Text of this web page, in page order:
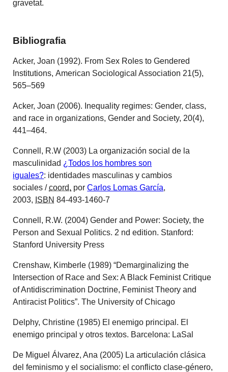
gravetat.
Bibliografia
Acker, Joan (1992). From Sex Roles to Gendered
Institutions, American Sociological Association 21(5),
565–569
Acker, Joan (2006). Inequality regimes: Gender, class,
and race in organizations, Gender and Society, 20(4),
441–464.
Connell, R.W (2003) La organización social de la
masculinidad ¿Todos los hombres son
iguales?: identidades masculinas y cambios
sociales /coord. porCarlos Lomas García,
2003, ISBN 84-493-1460-7
Connell, R.W. (2004) Gender and Power: Society, the
Person and Sexual Politics. 2 nd edition. Stanford:
Stanford University Press
Crenshaw, Kimberle (1989) “Demarginalizing the
Intersection of Race and Sex: A Black Feminist Critique
of Antidiscrimination Doctrine, Feminist Theory and
Antiracist Politics”. The University of Chicago
Delphy, Christine (1985) El enemigo principal. El
enemigo principal y otros textos. Barcelona: LaSal
De Miguel Álvarez, Ana (2005) La articulación clásica
del feminismo y el socialismo: el conflicto clase-género,